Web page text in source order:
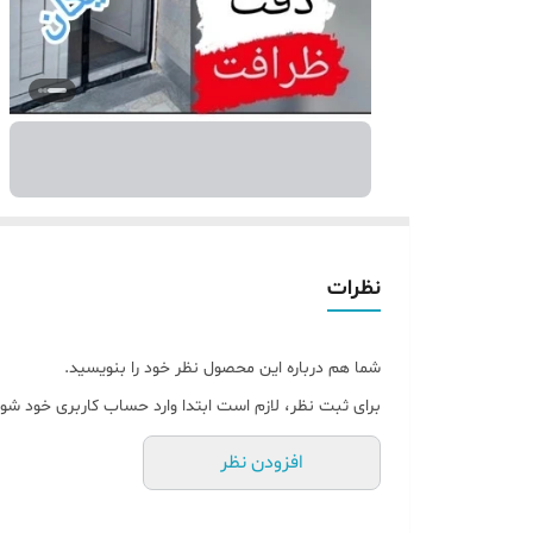
نظرات
شما هم درباره این محصول نظر خود را بنویسید.
برای ثبت نظر، لازم است ابتدا وارد حساب کاربری خود
افزودن نظر